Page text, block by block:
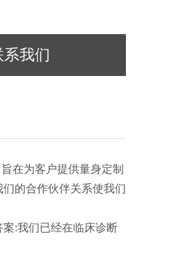
系我们
在为客户提供量身定制
的合作伙伴关系使我们
:我们已经在临床诊断